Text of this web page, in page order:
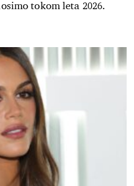
tokom leta 2026.